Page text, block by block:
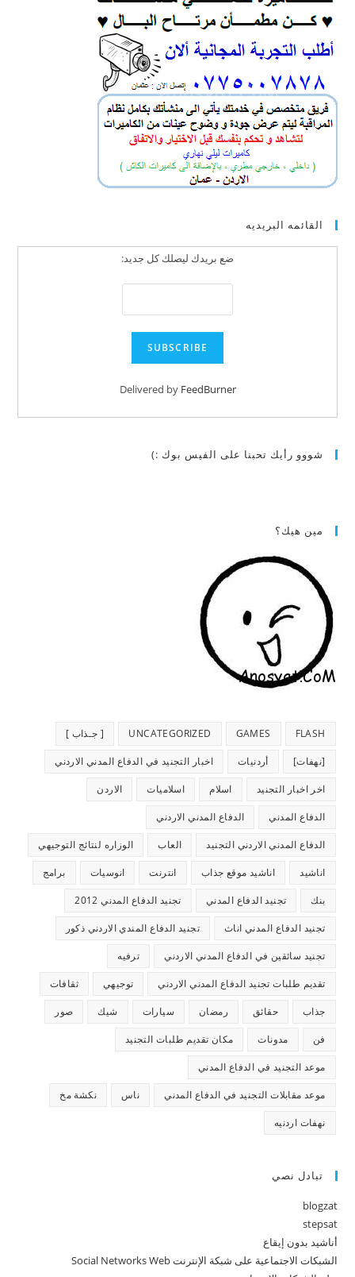
القائمه البريديه
ضع بريدك ليصلك كل جديد:
Delivered by FeedBurner
شووو رأيك تحبنا على الفيس بوك :)
مين هيك؟
FLASH
GAMES
UNCATEGORIZED [ جـذاب ]
[نهفات] أردنيات اخبار التجنيد في الدفاع المدني الاردني
اخر اخبار التجنيد اسلام اسلاميات الاردن
الدفاع المدني الدفاع المدني الاردني
الدفاع المدني الاردني التجنيد العاب الوزاره لنتائج التوجيهي
اناشيد اناشيد موقع جذاب انترنت انوسيات برامج
بنك تجنيد الدفاع المدني تجنيد الدفاع المدني 2012
تجنيد الدفاع المدني اناث تجنيد الدفاع المندي الاردني ذكور
تجنيد سائقين في الدفاع المدني الاردني ترفيه
تقديم طلبات تجنيد الدفاع المدني الاردني توجيهي ثقافات
جذاب حقائق رمضان سيارات شيك صور
فن مدونات مكان تقديم طلبات التجنيد
موعد التجنيد في الدفاع المدني
موعد مقابلات التجنيد في الدفاع المدني ناس نكشة مخ
نهفات اردنيه
تبادل نصي
blogzat
stepsat
أناشيد بدون إيقاع
الشبكات الاجتماعية على شبكة الإنترنت Social Networks Web